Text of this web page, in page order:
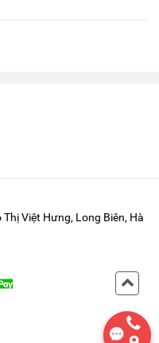
Việt Hưng, Long Biên, Hà
Back
to